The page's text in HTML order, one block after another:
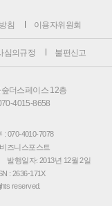
침 이용자위원회
심의규정 불편신고
더스페이스 12층
4015-8658
: 070-4010-7078
즈니스포스트
발행일자: 2013년 12월 2일
: 2636-171X
reserved.